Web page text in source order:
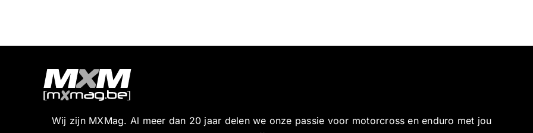
Wij zijn MXMag. Al meer dan 20 jaar delen we onze passie voor motorcross en enduro met jou